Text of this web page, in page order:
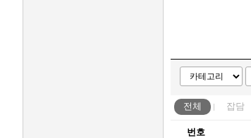
전체 잡담
번호